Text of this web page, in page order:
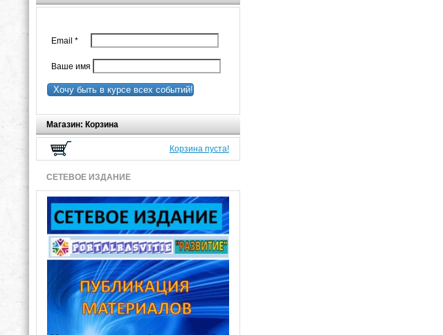
Email *
Ваше имя
Хочу быть в курсе всех событий!
Магазин: Корзина
Корзина пуста!
СЕТЕВОЕ ИЗДАНИЕ